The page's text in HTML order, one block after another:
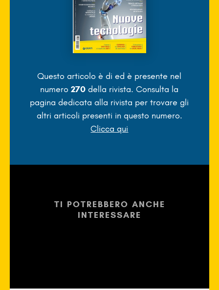
Questo articolo è died è presente nel
numero270 della rivista. Consulta la
pagina dedicata alla rivista per trovare gli
altri articoli presenti in questo numero.
Clicca qui
TI POTREBBERO ANCHE
INTERESSARE